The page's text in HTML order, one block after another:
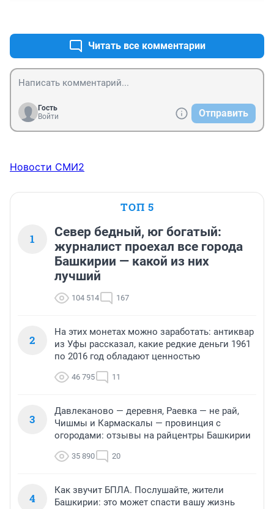
Читать все комментарии
Гость
Войти
Отправить
Новости СМИ2
ТОП 5
1
Север бедный, юг богатый:
журналист проехал все города
Башкирии — какой из них
лучший
104 514 167
2
На этих монетах можно заработать: антиквар
из Уфы рассказал, какие редкие деньги 1961
по 2016 год обладают ценностью
46 795 11
3
Давлеканово — деревня, Раевка — не рай,
Чишмы и Кармаскалы — провинция с
огородами: отзывы на райцентры Башкирии
35 890 20
4
Как звучит БПЛА. Послушайте, жители
Башкирии: это может спасти вашу жизнь